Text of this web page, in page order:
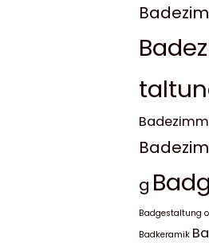
g
Badgestaltung
Badkeramik